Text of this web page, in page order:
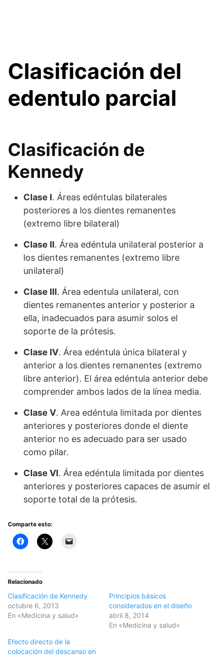
Clasificación del
edentulo parcial
Clasificación de
Kennedy
Clase I. Áreas edéntulas bilaterales
posteriores a los dientes remanentes
(extremo libre bilateral)
Clase II. Área edéntula unilateral posterior a
los dientes remanentes (extremo libre
unilateral)
Clase III. Área edentula unilateral, con
dientes remanentes anterior y posterior a
ella, inadecuados para asumir solos el
soporte de la prótesis.
Clase IV. Área edéntula única bilateral y
anterior a los dientes remanentes (extremo
libre anterior). El área edéntula anterior debe
comprender ambos lados de la línea media.
Clase V. Area edéntula limitada por dientes
anteriores y posteriores donde el diente
anterior no es adecuado para ser usado
como pilar.
Clase VI. Área edéntula limitada por dientes
anteriores y posteriores capaces de asumir el
soporte total de la prótesis.
Comparte esto:
Relacionado
Clasificación de Kennedy
octubre 6, 2013
En «Medicina y salud»
Principios básicos
considerados en el diseño
abril 8, 2014
En «Medicina y salud»
Efecto directo de la
colocación del descanso en